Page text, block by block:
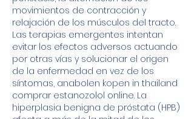
movimientos de contracción y
relajación de los músculos del tracto.
Las terapias emergentes intentan
evitar los efectos adversos actuando
por otras vías y solucionar el origen
de la enfermedad en vez de los
síntomas, anabolen kopen in thailand
comprar estanozolol online. La
hiperplasia benigna de próstata (HPB)